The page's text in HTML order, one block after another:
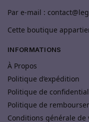
Par e-mail :
Cette boutique
INFORMATIONS
À Propos
Politique d’expédition
Politique de
Politique de
Conditions générale de